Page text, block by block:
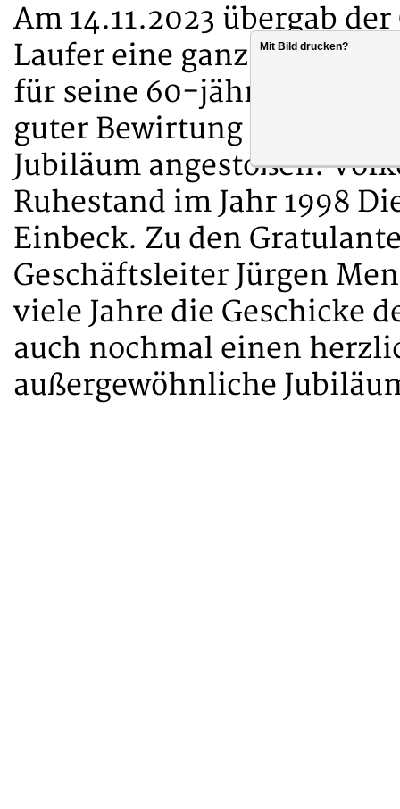
Am 14.11.2023 übergab
Laufer eine ganz
für seine 60-jährige
guter Bewirtung wurde
Jubiläum angestoßen.
Ruhestand im Jahr 1998
Einbeck. Zu den
Geschäftsleiter Jürgen
viele Jahre die Geschicke
auch nochmal einen
außergewöhnliche
Mit Bild drucken?